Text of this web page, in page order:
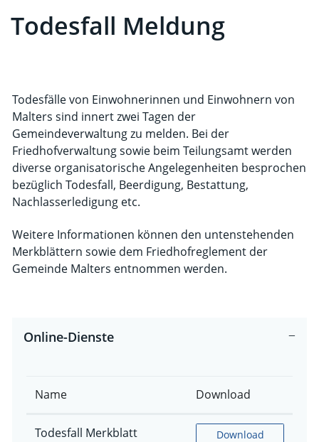
Todesfall Meldung
Todesfälle von Einwohnerinnen und Einwohnern von
Malters sind innert zwei Tagen der
Gemeindeverwaltung zu melden. Bei der
Friedhofverwaltung sowie beim Teilungsamt werden
diverse organisatorische Angelegenheiten besprochen
bezüglich Todesfall, Beerdigung, Bestattung,
Nachlasserledigung etc.
Weitere Informationen können den untenstehenden
Merkblättern sowie dem Friedhofreglement der
Gemeinde Malters entnommen werden.
Zugehörige Objekte
Online-Dienste
Name Download
Todesfall Merkblatt Todesfall Merkblatt
Download